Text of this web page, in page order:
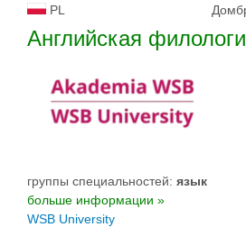
PL
Английская
группы специальностей: язык
больше информации »
WSB University